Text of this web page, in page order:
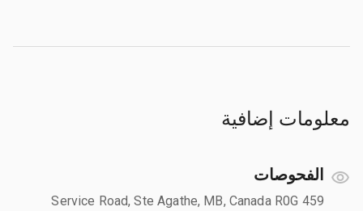
معلومات إضافية
الفحوصات
459 Service Road, Ste Agathe, MB, Canada R0G